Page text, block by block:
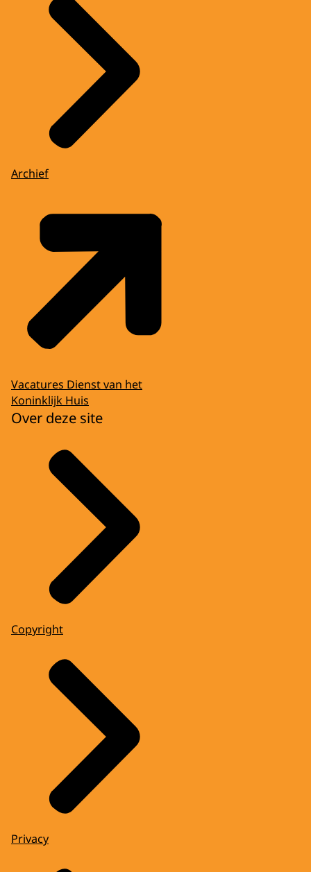
Archief
Vacatures Dienst van het
Koninklijk Huis
Over deze site
Copyright
Privacy